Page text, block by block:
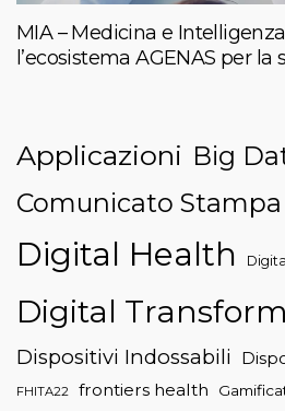
MIA – Medicina e
l’ecosistema AGENAS per
Applicazioni Big
Comunicato Stampa
Digital Health
Digital
Dispositivi Indossabili
FHITA22 frontiers health